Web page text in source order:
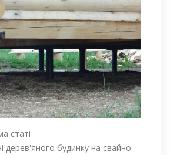
статі
дерев'яного будинку на свайно-